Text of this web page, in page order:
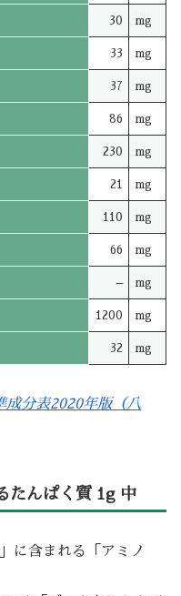
30 mg
33 mg
37 mg
86 mg
230 mg
21 mg
110 mg
66 mg
– mg
1200 mg
32 mg
分表2020年版（八
たんぱく質 1g 中
に含まれる「アミノ